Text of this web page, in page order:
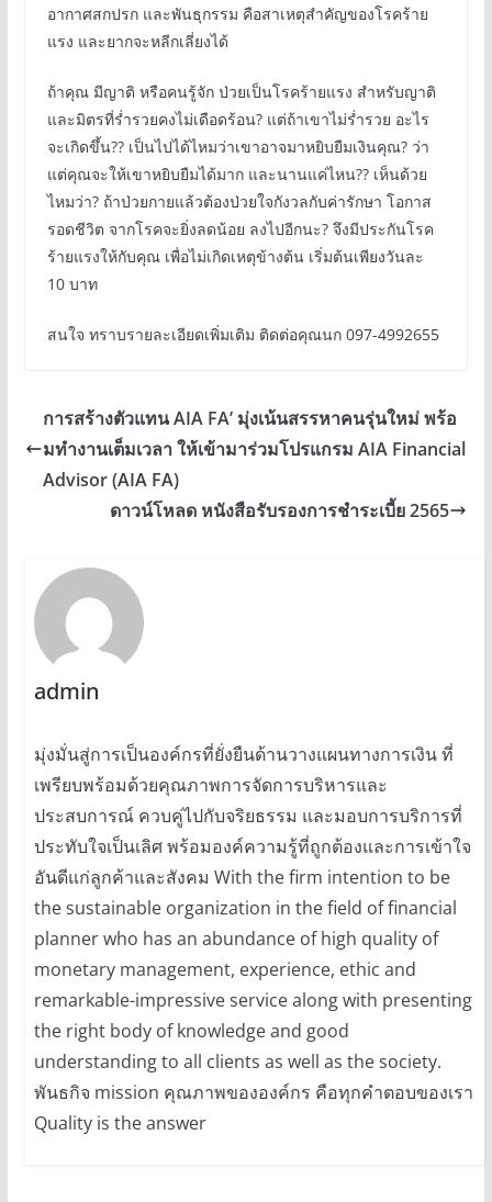
อากาศสกปรก และพันธุกรรม คือสาเหตุสำคัญของโรคร้าย
แรง และยากจะหลีกเลี่ยงได้
ถ้าคุณ มีญาติ หรือคนรู้จัก ป่วยเป็นโรคร้ายแรง สำหรับญาติ
และมิตรที่ร่ำรวยคงไม่เดือดร้อน? แต่ถ้าเขาไม่ร่ำรวย อะไร
จะเกิดขึ้น?? เป็นไปได้ไหมว่าเขาอาจมาหยิบยืมเงินคุณ? ว่า
แต่คุณจะให้เขาหยิบยืมได้มาก และนานแค่ไหน?? เห็นด้วย
ไหมว่า? ถ้าป่วยกายแล้วต้องป่วยใจกังวลกับค่ารักษา โอกาส
รอดชีวิต จากโรคจะยิ่งลดน้อย ลงไปอีกนะ? จึงมีประกันโรค
ร้ายแรงให้กับคุณ เพื่อไม่เกิดเหตุข้างต้น เริ่มต้นเพียงวันละ
10 บาท
สนใจ ทราบรายละเอียดเพิ่มเติม ติดต่อคุณนก 097-4992655
การสร้างตัวแทน AIA FA’ มุ่งเน้นสรรหาคนรุ่นใหม่ พร้อ
มทำงานเต็มเวลา ให้เข้ามาร่วมโปรแกรม AIA Financial
Advisor (AIA FA)
ดาวน์โหลด หนังสือรับรองการชำระเบี้ย 2565
admin
มุ่งมั่นสู่การเป็นองค์กรที่ยั่งยืนด้านวางแผนทางการเงิน ที่
เพรียบพร้อมด้วยคุณภาพการจัดการบริหารและ
ประสบการณ์ ควบคู่ไปกับจริยธรรม และมอบการบริการที่
ประทับใจเป็นเลิศ พร้อมองค์ความรู้ที่ถูกต้องและการเข้าใจ
อันดีแก่ลูกค้าและสังคม With the firm intention to be
the sustainable organization in the field of financial
planner who has an abundance of high quality of
monetary management, experience, ethic and
remarkable-impressive service along with presenting
the right body of knowledge and good
understanding to all clients as well as the society.
พันธกิจ mission คุณภาพขององค์กร คือทุกคำตอบของเรา
Quality is the answer